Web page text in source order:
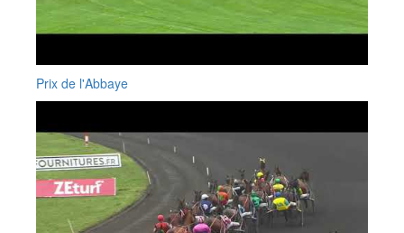
Prix de l'Abbaye